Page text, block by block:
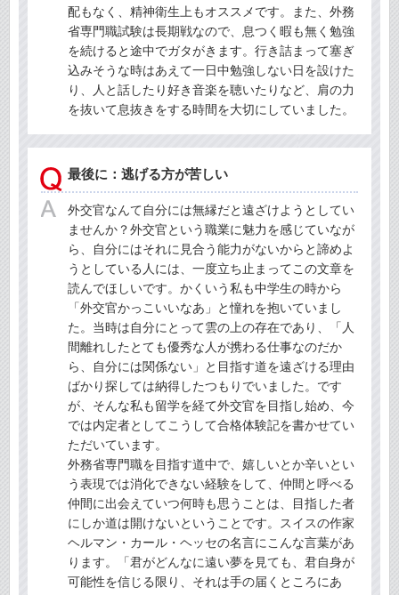
配もなく、精神衛生上もオススメです。また、外務
省専門職試験は長期戦なので、息つく暇も無く勉強
を続けると途中でガタがきます。行き詰まって塞ぎ
込みそうな時はあえて一日中勉強しない日を設けた
り、人と話したり好き音楽を聴いたりなど、肩の力
を抜いて息抜きをする時間を大切にしていました。
最後に：逃げる方が苦しい
外交官なんて自分には無縁だと遠ざけようとしてい
ませんか？外交官という職業に魅力を感じていなが
ら、自分にはそれに見合う能力がないからと諦めよ
うとしている人には、一度立ち止まってこの文章を
読んでほしいです。かくいう私も中学生の時から
「外交官かっこいいなあ」と憧れを抱いていまし
た。当時は自分にとって雲の上の存在であり、「人
間離れしたとても優秀な人が携わる仕事なのだか
ら、自分には関係ない」と目指す道を遠ざける理由
ばかり探しては納得したつもりでいました。です
が、そんな私も留学を経て外交官を目指し始め、今
では内定者としてこうして合格体験記を書かせてい
ただいています。
外務省専門職を目指す道中で、嬉しいとか辛いとい
う表現では消化できない経験をして、仲間と呼べる
仲間に出会えていつ何時も思うことは、目指した者
にしか道は開けないということです。スイスの作家
ヘルマン・カール・ヘッセの名言にこんな言葉があ
ります。「君がどんなに遠い夢を見ても、君自身が
可能性を信じる限り、それは手の届くところにあ